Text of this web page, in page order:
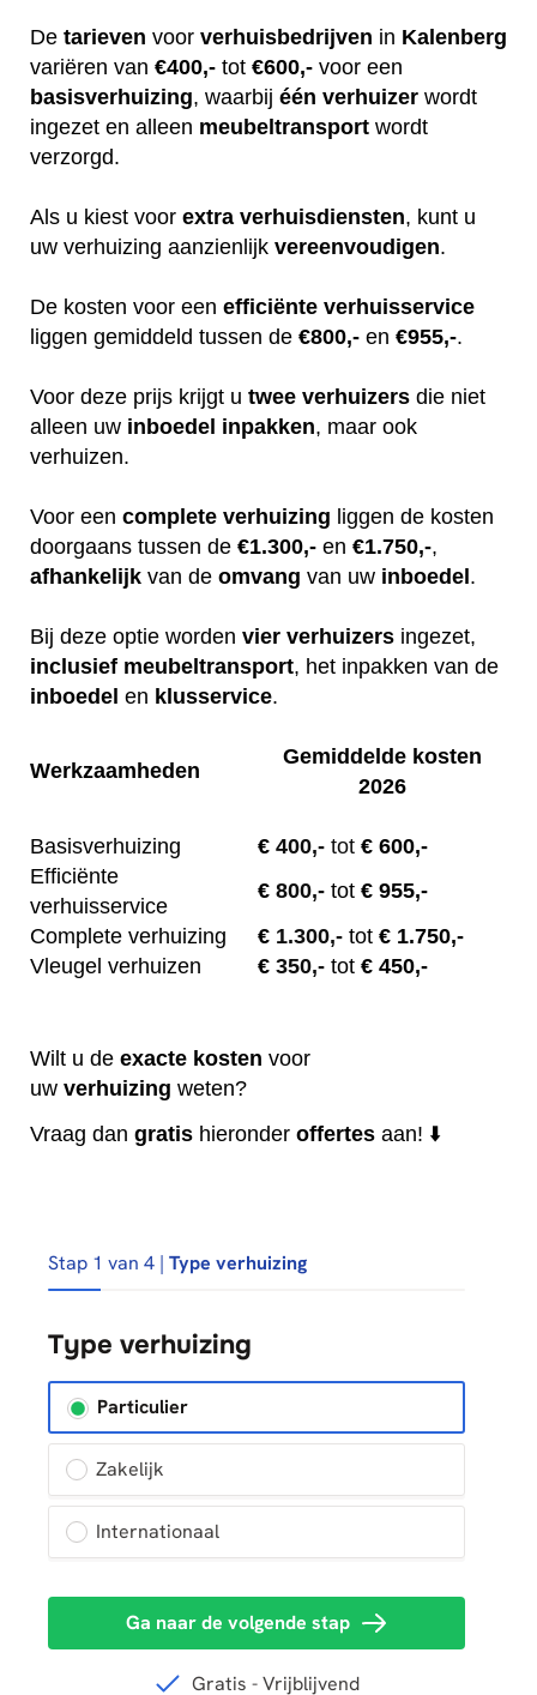
De tarieven voor verhuisbedrijven in Kalenberg
variëren van €400,- tot €600,- voor een
basisverhuizing, waarbij één verhuizer wordt
ingezet en alleen meubeltransport wordt
verzorgd.
Als u kiest voor extra verhuisdiensten, kunt u
uw verhuizing aanzienlijk vereenvoudigen.
De kosten voor een efficiënte verhuisservice
liggen gemiddeld tussen de €800,- en €955,-.
Voor deze prijs krijgt u twee verhuizers die niet
alleen uw inboedel inpakken, maar ook
verhuizen.
Voor een complete verhuizing liggen de kosten
doorgaans tussen de €1.300,- en €1.750,-,
afhankelijk van de omvang van uw inboedel .
Bij deze optie worden vier verhuizers ingezet,
inclusief meubeltransport, het inpakken van de
inboedel en klusservice.
Werkzaamheden
Gemiddelde kosten
2026
Basisverhuizing € 400,- tot € 600,-
Efficiënte
verhuisservice
€ 800,- tot € 955,-
Complete verhuizing
€ 1.300,- tot € 1.750,-
Vleugel verhuizen
€ 350,- tot € 450,-
Wilt u de exacte kosten voor
uw verhuizing weten?
Vraag dan gratis hieronder offertes aan! ⬇️